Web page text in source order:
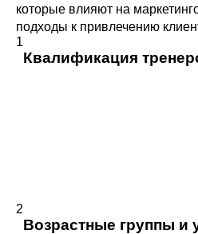
которые влияют на
подходы к привлечению
1
Квалификация
2
Возрастные группы и